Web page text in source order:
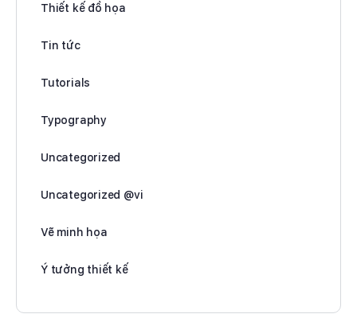
Thiết kế đồ họa
Tin tức
Tutorials
Typography
Uncategorized
Uncategorized @vi
Vẽ minh họa
Ý tưởng thiết kế